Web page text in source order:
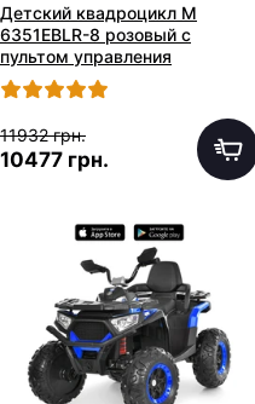
Детский квадроцикл M
6351EBLR-8 розовый с
пультом управления
11932 грн.
10477 грн.